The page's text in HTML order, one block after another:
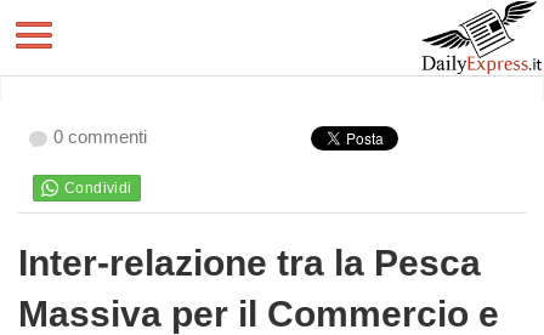
0 commenti
Inter-relazione tra la Pesca
Massiva per il Commercio e